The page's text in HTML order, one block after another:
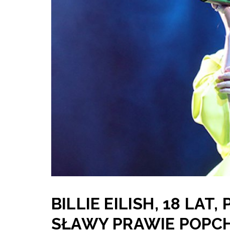
BILLIE EILISH, 18 LAT,
SŁAWY PRAWIE